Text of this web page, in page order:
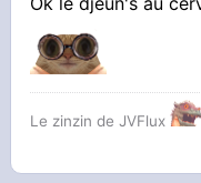
Le zinzin de JVFlux